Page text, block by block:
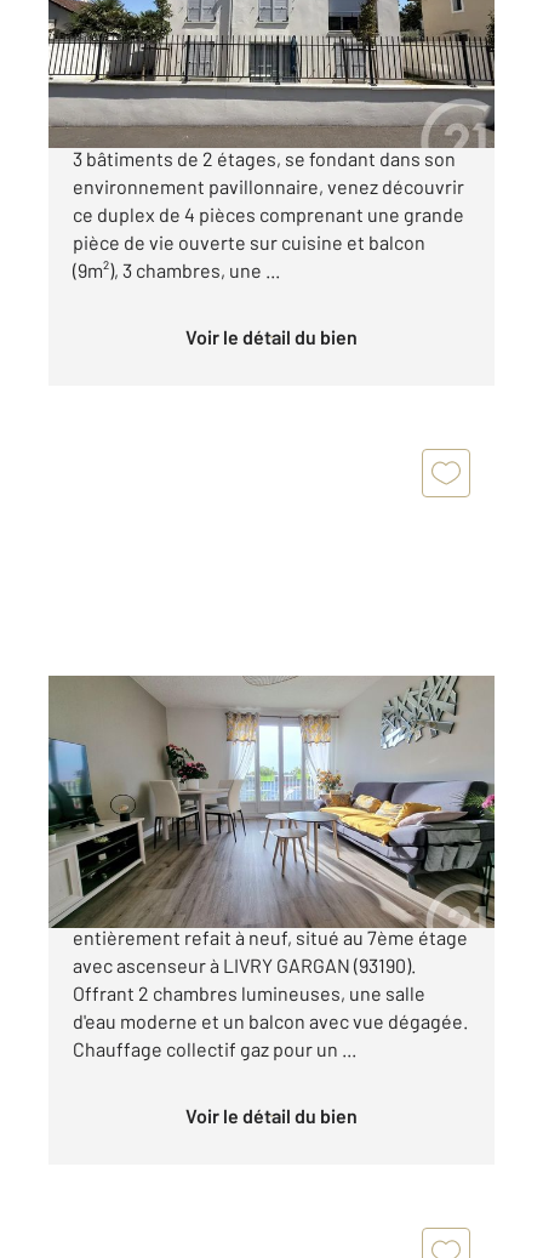
Appartement F4 à vendre
354 000 €
NEUF, Quartier Abbaye, dans une résidence de
3 bâtiments de 2 étages, se fondant dans son
environnement pavillonnaire, venez découvrir
ce duplex de 4 pièces comprenant une grande
pièce de vie ouverte sur cuisine et balcon
(9m²), 3 chambres, une ...
Voir le détail du bien
LIVRY GARGAN 93
Ref : 21573
Appartement F3 à vendre
167 500 €
Découvrez ce charmant appartement de 63m²,
entièrement refait à neuf, situé au 7ème étage
avec ascenseur à LIVRY GARGAN (93190).
Offrant 2 chambres lumineuses, une salle
d'eau moderne et un balcon avec vue dégagée.
Chauffage collectif gaz pour un ...
Voir le détail du bien